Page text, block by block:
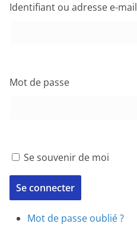
Identifiant ou adresse e-mail
Mot de passe
Se souvenir de moi
Se connecter
Mot de passe oublié ?